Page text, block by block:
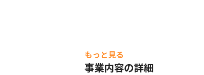
もっと見る
事業内容の詳細